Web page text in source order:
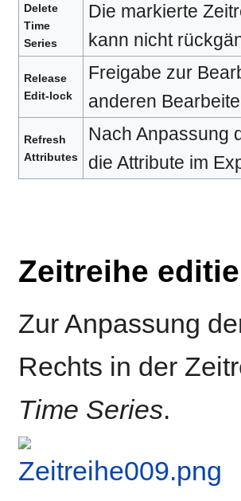
Delete
Time
Series
Die markierte
kann nicht
Release
Edit-lock
Freigabe zur
anderen
Refresh
Attributes
Nach Anpassung
die Attribute im
Zeitreihe
Zur Anpassung
Rechts in der
Time Series.